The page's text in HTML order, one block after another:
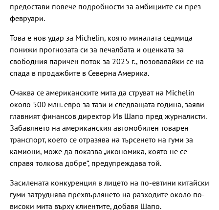
предостави повече подробности за амбициите си през
февруари.
Това е нов удар за Michelin, която миналата седмица
понижи прогнозата си за печалбата и оценката за
свободния паричен поток за 2025 г., позовавайки се на
спада в продажбите в Северна Америка.
Очаква се американските мита да струват на Michelin
около 500 млн. евро за тази и следващата година, заяви
главният финансов директор Ив Шапо пред журналисти.
Забавянето на американския автомобилен товарен
транспорт, което се отразява на търсенето на гуми за
камиони, може да показва „икономика, която не се
справя толкова добре“, предупреждава той.
Засилената конкуренция в лицето на по-евтини китайски
гуми затруднява прехвърлянето на разходите около по-
високи мита върху клиентите, добавя Шапо.